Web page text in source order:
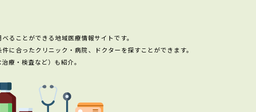
ることができる地域医療情報サイトです。
に合ったクリニック・病院、ドクターを探すことができます。
療・検査など）も紹介。